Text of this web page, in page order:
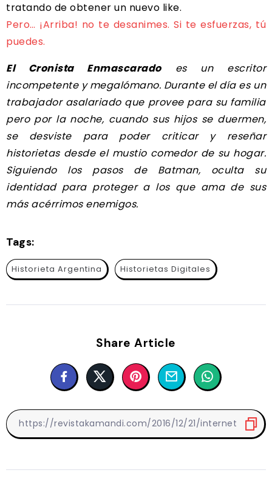
tratando de obtener un nuevo like.
Pero… ¡Arriba! no te desanimes. Si te esfuerzas, tú
puedes.
El Cronista Enmascaradoes un escritor
incompetente y megalómano. Durante el día es un
trabajador asalariado que provee para su familia
pero por la noche, cuando sus hijos se duermen,
se desviste para poder criticar y reseñar
historietas desde el mustio comedor de su hogar.
Siguiendo los pasos de Batman, oculta su
identidad para proteger a los que ama de sus
más acérrimos enemigos.
Tags:
Historieta Argentina Historietas Digitales
Share Article